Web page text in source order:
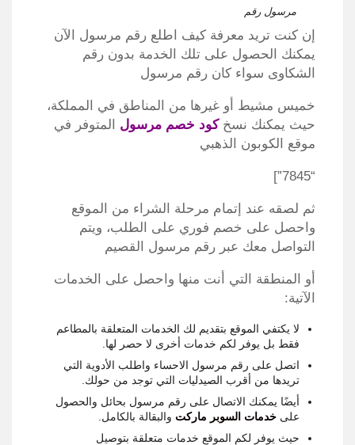
مرسول رقم
إن كنت تريد معرفة كيف اطلع رقم مرسول الآن
يمكنك الحصول على تلك الخدمة بدون رقم
الشكاوى سواء كان رقم مرسول
خميس مشيط أو غيرها من المناطق في المملكة،
حيث يمكنك نسخكود خصم مرسول المتوفر في
موقع الكوبون الذهبي
“7845”]
ثم لصقه عند إتمام مرحلة الشراء من الموقع
واحصل على خصم فوري على الطلب، ويتم
التواصل معك عبر رقم مرسول القصيم
أو المنطقة التي أنت منها واحصل على الخدمات
الآتية:
لا يكتفي الموقع بتقديم لك الخدمات المتعلقة بالمطاعم
فقط بل يوفر لكم خدمات أخرى لا حصر لها.
اتصل على رقم مرسول الاحساء واطلب الأدوية التي
تريدها من أقرب الصيدليات التي توجد من حولك.
أيضًا يمكنك الاتصال على رقم مرسول بحائل والحصول
على خدمات السوبر ماركت والبقالة بالكامل.
حيث يوفر لكم الموقع خدمات متعلقة بتوصيل